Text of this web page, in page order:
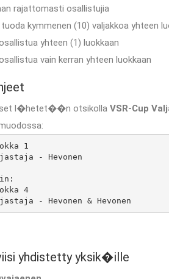
rajattomasti osallistujia
kymmenen (10) valjakkoa yhteen
yhteen (1) luokkaan
vain kerran yhteen luokkaan
l�hetet��n otsikolla VSR-Cup
- Hevonen & Hevonen
yhdistetty yksik�ille